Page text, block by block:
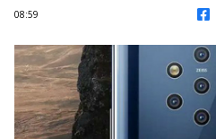
08:59